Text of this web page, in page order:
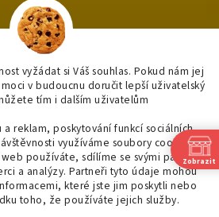
vyžádat si Váš souhlas. Pokud nám jej
v budoucnu doručit lepší uživatelský
tím i dalším uživatelům
a reklam, poskytování funkcí sociálních
využíváme soubory cookie.
používáte, sdílíme se svými partnery
a analýzy. Partneři tyto údaje mohou
které jste jim poskytli nebo
toho, že používáte jejich služby.
Zobrazit